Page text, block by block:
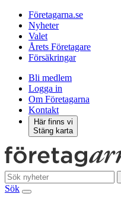
Företagarna.se
Nyheter
Valet
Årets Företagare
Försäkringar
Bli medlem
Logga in
Om Företagarna
Kontakt
Här finns vi
Stäng karta
Sök